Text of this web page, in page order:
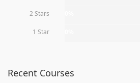
2 Stars
1 Star
Recent Courses